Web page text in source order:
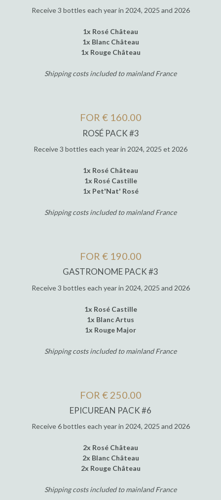
Receive 3 bottles each year in 2024, 2025 and 2026
1x Rosé Château
1x Blanc Château
1x Rouge Château
Shipping costs included to mainland France
FOR € 160.00
ROSÉ PACK #3
Receive 3 bottles each year in 2024, 2025 et 2026
1x Rosé Château
1x Rosé Castille
1x Pet'Nat' Rosé
Shipping costs included to mainland France
FOR € 190.00
GASTRONOME PACK #3
Receive 3 bottles each year in 2024, 2025 and 2026
1x Rosé Castille
1x Blanc Artus
1x Rouge Major
Shipping costs included to mainland France
FOR € 250.00
EPICUREAN PACK #6
Receive 6 bottles each year in 2024, 2025 and 2026
2x Rosé Château
2x Blanc Château
2x Rouge Château
Shipping costs included to mainland France